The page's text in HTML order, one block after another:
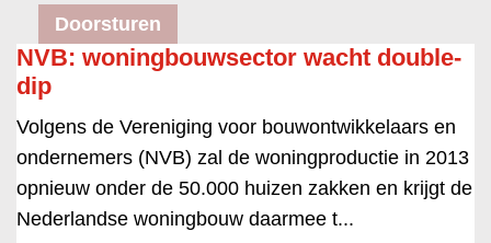
Doorsturen
NVB: woningbouwsector wacht double-
dip
Volgens de Vereniging voor bouwontwikkelaars en
ondernemers (NVB) zal de woningproductie in 2013
opnieuw onder de 50.000 huizen zakken en krijgt de
Nederlandse woningbouw daarmee t...